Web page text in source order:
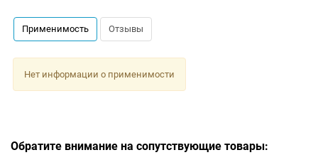
Применимость Отзывы
Нет информации о применимости
Обратите внимание на сопутствующие товары: